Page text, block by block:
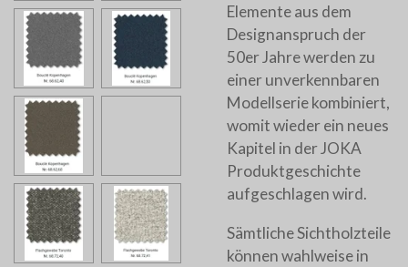
Elemente aus dem
Designanspruch der
50er Jahre werden zu
einer unverkennbaren
Modellserie kombiniert,
womit wieder ein neues
Kapitel in der JOKA
Produktgeschichte
aufgeschlagen wird.
Sämtliche Sichtholzteile
können wahlweise in